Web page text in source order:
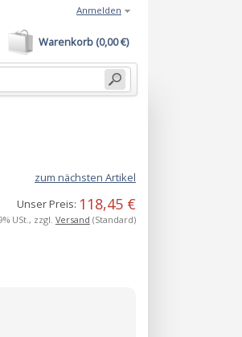
Warenkorb (0,00 €)
Anmelden
zum nächsten Artikel
Unser Preis: 118,45 €
USt., zzgl. Versand (Standard)